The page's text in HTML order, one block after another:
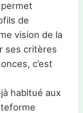
de
vision de la
ses critères
c’est
habitué aux